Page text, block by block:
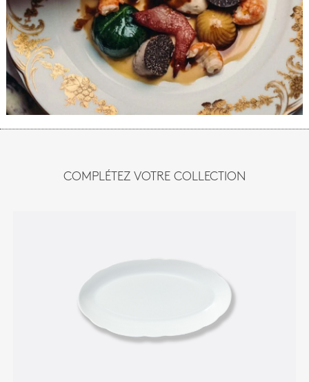
COMPLÉTEZ VOTRE COLLECTION